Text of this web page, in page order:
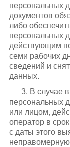
персональных
документов
либо
персональных
действующим
семи рабочих
сведений и
данных.
3. В случае
персональных
или лицом,
оператор в
с даты этого